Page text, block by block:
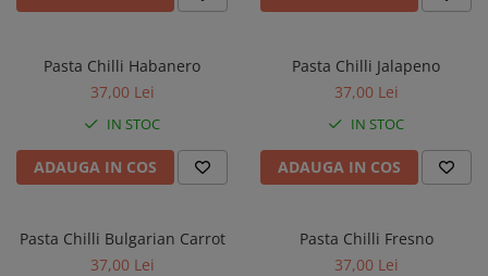
Pasta ardei iute
Unt de arahide
Kombucha
Băuturi artizanale
Pasta Chilli Habanero
37,00 Lei
IN STOC
ADAUGA IN COS
Pasta Chilli Jalapeno
37,00 Lei
IN STOC
ADAUGA IN COS
Pasta Chilli Bulgarian Carrot
37,00 Lei
Pasta Chilli Fresno
37,00 Lei